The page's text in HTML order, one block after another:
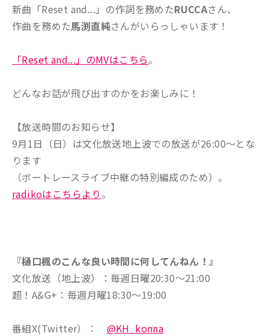
新曲「Reset and...」の作詞を務めたRUCCAさん、
作曲を務めた馬渕直純さんがいらっしゃいます！
「Reset and...」のMVはこちら。
どんなお話が飛び出すのかをお楽しみに！
【放送時間のお知らせ】
9月1日（日）は文化放送地上波での放送が26:00～とな
ります
（ボートレースライブ中継の特別編成のため）。
radikoはこちらより 。
『樋口楓のこんな良い時間に何してんねん！』
文化放送（地上波）：毎週日曜20:30～21:00
超！A&G+：毎週月曜18:30～19:00
番組X(Twitter）： @KH_konna